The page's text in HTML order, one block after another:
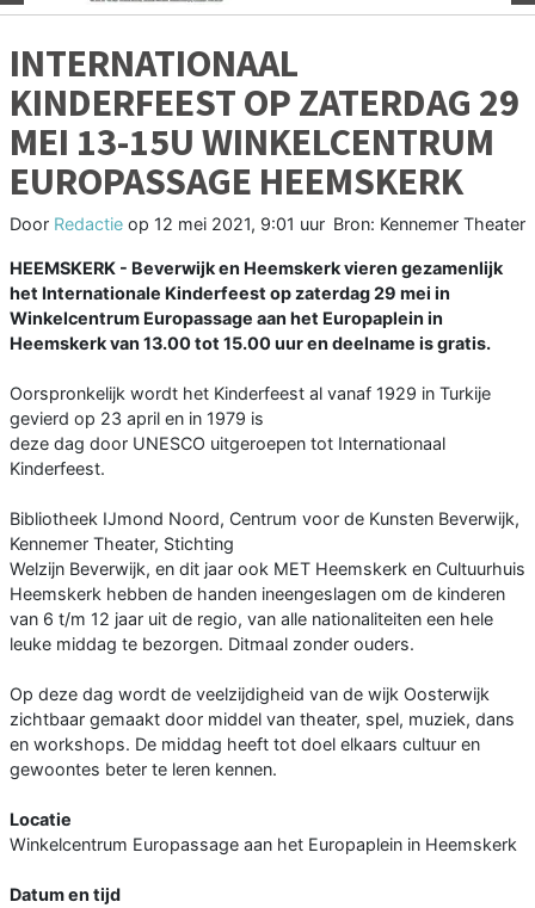
INTERNATIONAAL
KINDERFEEST OP ZATERDAG 29
MEI 13-15U WINKELCENTRUM
EUROPASSAGE HEEMSKERK
Door Redactie op 12 mei 2021, 9:01 uur Bron: Kennemer Theater
HEEMSKERK - Beverwijk en Heemskerk vieren gezamenlijk
het Internationale Kinderfeest op zaterdag 29 mei in
Winkelcentrum Europassage aan het Europaplein in
Heemskerk van 13.00 tot 15.00 uur en deelname is gratis.
Oorspronkelijk wordt het Kinderfeest al vanaf 1929 in Turkije
gevierd op 23 april en in 1979 is
deze dag door UNESCO uitgeroepen tot Internationaal
Kinderfeest.
Bibliotheek IJmond Noord, Centrum voor de Kunsten Beverwijk,
Kennemer Theater, Stichting
Welzijn Beverwijk, en dit jaar ook MET Heemskerk en Cultuurhuis
Heemskerk hebben de handen ineengeslagen om de kinderen
van 6 t/m 12 jaar uit de regio, van alle nationaliteiten een hele
leuke middag te bezorgen. Ditmaal zonder ouders.
Op deze dag wordt de veelzijdigheid van de wijk Oosterwijk
zichtbaar gemaakt door middel van theater, spel, muziek, dans
en workshops. De middag heeft tot doel elkaars cultuur en
gewoontes beter te leren kennen.
Locatie
Winkelcentrum Europassage aan het Europaplein in Heemskerk
Datum en tijd